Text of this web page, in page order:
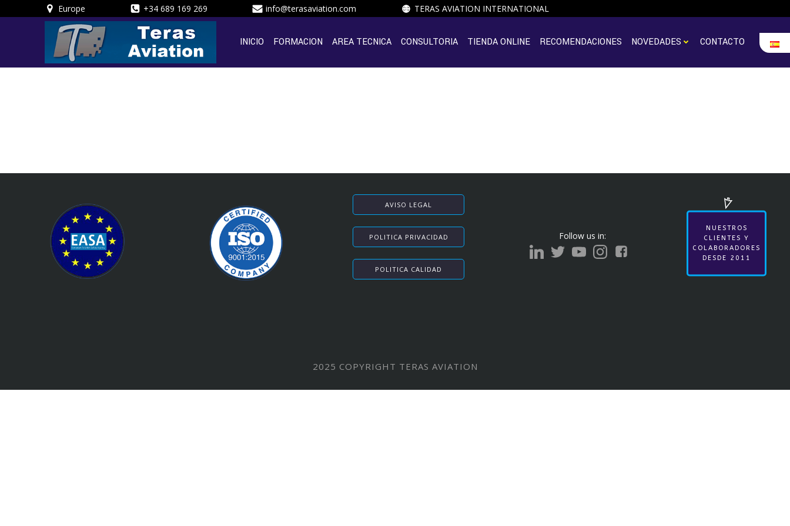
al
Europe +34 689 169 269 info@terasaviation.com TERAS AVIATION INTERNATIONAL
INICIO FORMACION AREA TECNICA CONSULTORIA TIENDA ONLINE RECOMENDACIONES NOVEDADES CONTACTO
AVISO LEGAL
POLITICA PRIVACIDAD
POLITICA CALIDAD
Follow us in:
NUESTROS
CLIENTES Y
COLABORADORES
DESDE 2011
2025 COPYRIGHT TERAS AVIATION